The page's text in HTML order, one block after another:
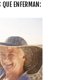
ENFERMAN: